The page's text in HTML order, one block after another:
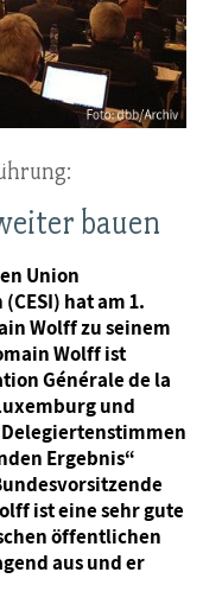
bauen
Union
hat am 1.
Wolff zu seinem
Wolff ist
Générale de la
und
Ergebnis“
ist eine sehr gute
öffentlichen
aus und er